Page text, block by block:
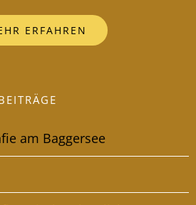
ERFAHREN
am Baggersee